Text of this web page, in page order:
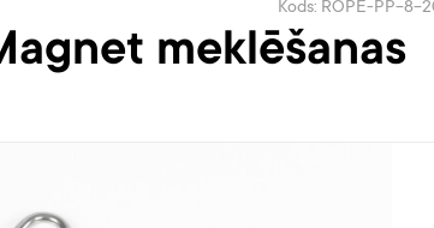
Kods: ROPE-PP-8-
meklēšanas